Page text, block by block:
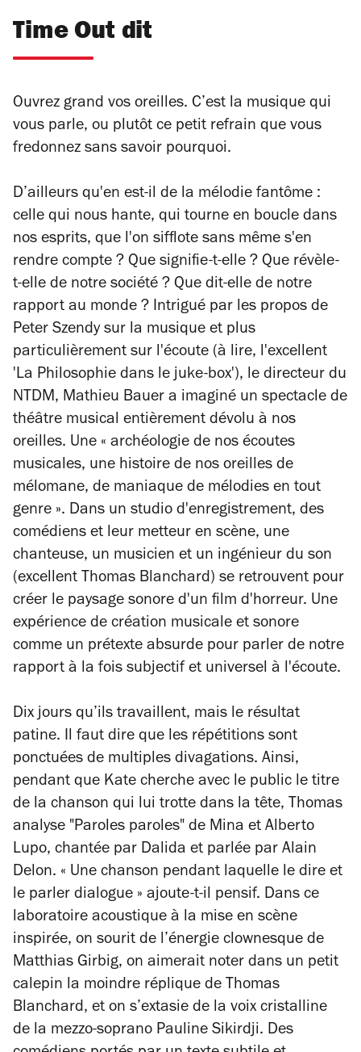
Time Out dit
Ouvrez grand vos oreilles. C’est la musique qui
vous parle, ou plutôt ce petit refrain que vous
fredonnez sans savoir pourquoi.
D’ailleurs qu'en est-il de la mélodie fantôme :
celle qui nous hante, qui tourne en boucle dans
nos esprits, que l'on sifflote sans même s'en
rendre compte ? Que signifie-t-elle ? Que révèle-
t-elle de notre société ? Que dit-elle de notre
rapport au monde ? Intrigué par les propos de
Peter Szendy sur la musique et plus
particulièrement sur l'écoute (à lire, l'excellent
'La Philosophie dans le juke-box'), le directeur du
NTDM, Mathieu Bauer a imaginé un spectacle de
théâtre musical entièrement dévolu à nos
oreilles. Une « archéologie de nos écoutes
musicales, une histoire de nos oreilles de
mélomane, de maniaque de mélodies en tout
genre ». Dans un studio d'enregistrement, des
comédiens et leur metteur en scène, une
chanteuse, un musicien et un ingénieur du son
(excellent Thomas Blanchard) se retrouvent pour
créer le paysage sonore d'un film d'horreur. Une
expérience de création musicale et sonore
comme un prétexte absurde pour parler de notre
rapport à la fois subjectif et universel à l'écoute.
Dix jours qu’ils travaillent, mais le résultat
patine. Il faut dire que les répétitions sont
ponctuées de multiples divagations. Ainsi,
pendant que Kate cherche avec le public le titre
de la chanson qui lui trotte dans la tête, Thomas
analyse "Paroles paroles" de Mina et Alberto
Lupo, chantée par Dalida et parlée par Alain
Delon. « Une chanson pendant laquelle le dire et
le parler dialogue » ajoute-t-il pensif. Dans ce
laboratoire acoustique à la mise en scène
inspirée, on sourit de l’énergie clownesque de
Matthias Girbig, on aimerait noter dans un petit
calepin la moindre réplique de Thomas
Blanchard, et on s’extasie de la voix cristalline
de la mezzo-soprano Pauline Sikirdji. Des